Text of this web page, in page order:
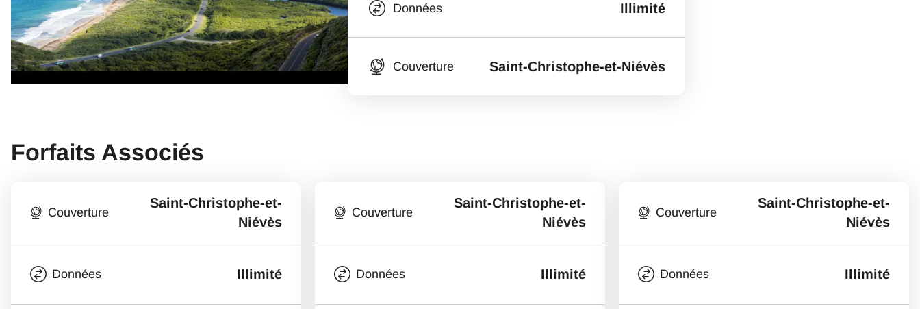
Données Illimité
Couverture Saint-Christophe-et-Niévès
Forfaits Associés
Couverture
Saint-Christophe-et-
Niévès
Données Illimité
Couverture
Saint-Christophe-et-
Niévès
Données Illimité
Couverture
Saint-Christophe-et-
Niévès
Données Illimité